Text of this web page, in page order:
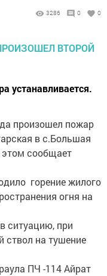
3286 0 0
устанавливается.
произошел пожар
в с.Большая
сообщает
горение жилого
огня на
ситуацию, при
ствол на тушение
ПЧ -114 Айрат